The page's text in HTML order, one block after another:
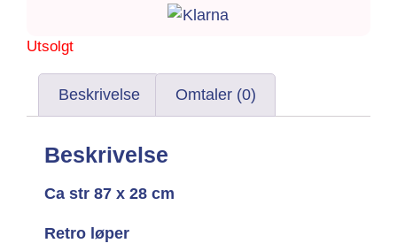
Utsolgt
Beskrivelse Omtaler (0)
Beskrivelse
Ca str 87 x 28 cm
Retro løper